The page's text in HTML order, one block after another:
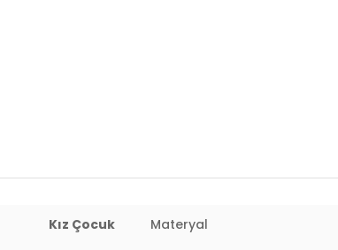
Kız Çocuk Materyal